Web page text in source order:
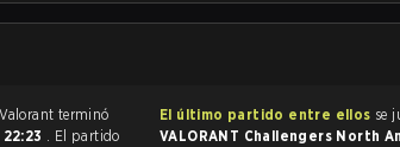
El partido de Valorant terminó
22:23 . El partido
El último partido entre ellos se
VALORANT Challengers North